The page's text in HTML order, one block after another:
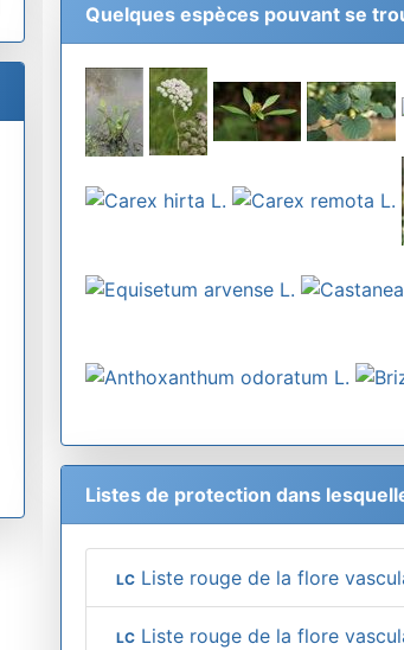
Quelques espèces pouvant se
Listes de protection dans
LC Liste rouge de la flore
LC Liste rouge de la flore